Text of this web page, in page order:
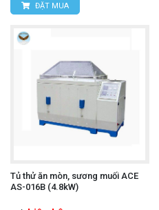
ĐẶT MUA
Tủ thử ăn mòn, sương muối ACE
AS-016B (4.8kW)